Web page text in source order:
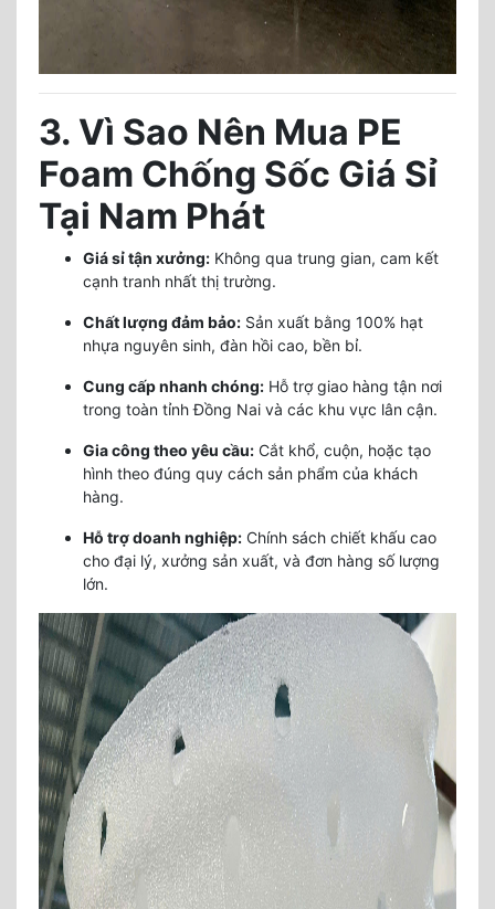
3. Vì Sao Nên Mua PE
Foam Chống Sốc Giá Sỉ
Tại Nam Phát
Giá sỉ tận xưởng: Không qua trung gian, cam kết
cạnh tranh nhất thị trường.
Chất lượng đảm bảo: Sản xuất bằng 100% hạt
nhựa nguyên sinh, đàn hồi cao, bền bỉ.
Cung cấp nhanh chóng: Hỗ trợ giao hàng tận nơi
trong toàn tỉnh Đồng Nai và các khu vực lân cận.
Gia công theo yêu cầu: Cắt khổ, cuộn, hoặc tạo
hình theo đúng quy cách sản phẩm của khách
hàng.
Hỗ trợ doanh nghiệp: Chính sách chiết khấu cao
cho đại lý, xưởng sản xuất, và đơn hàng số lượng
lớn.